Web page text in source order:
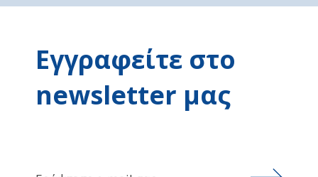
Εγγραφείτε στο
newsletter μας